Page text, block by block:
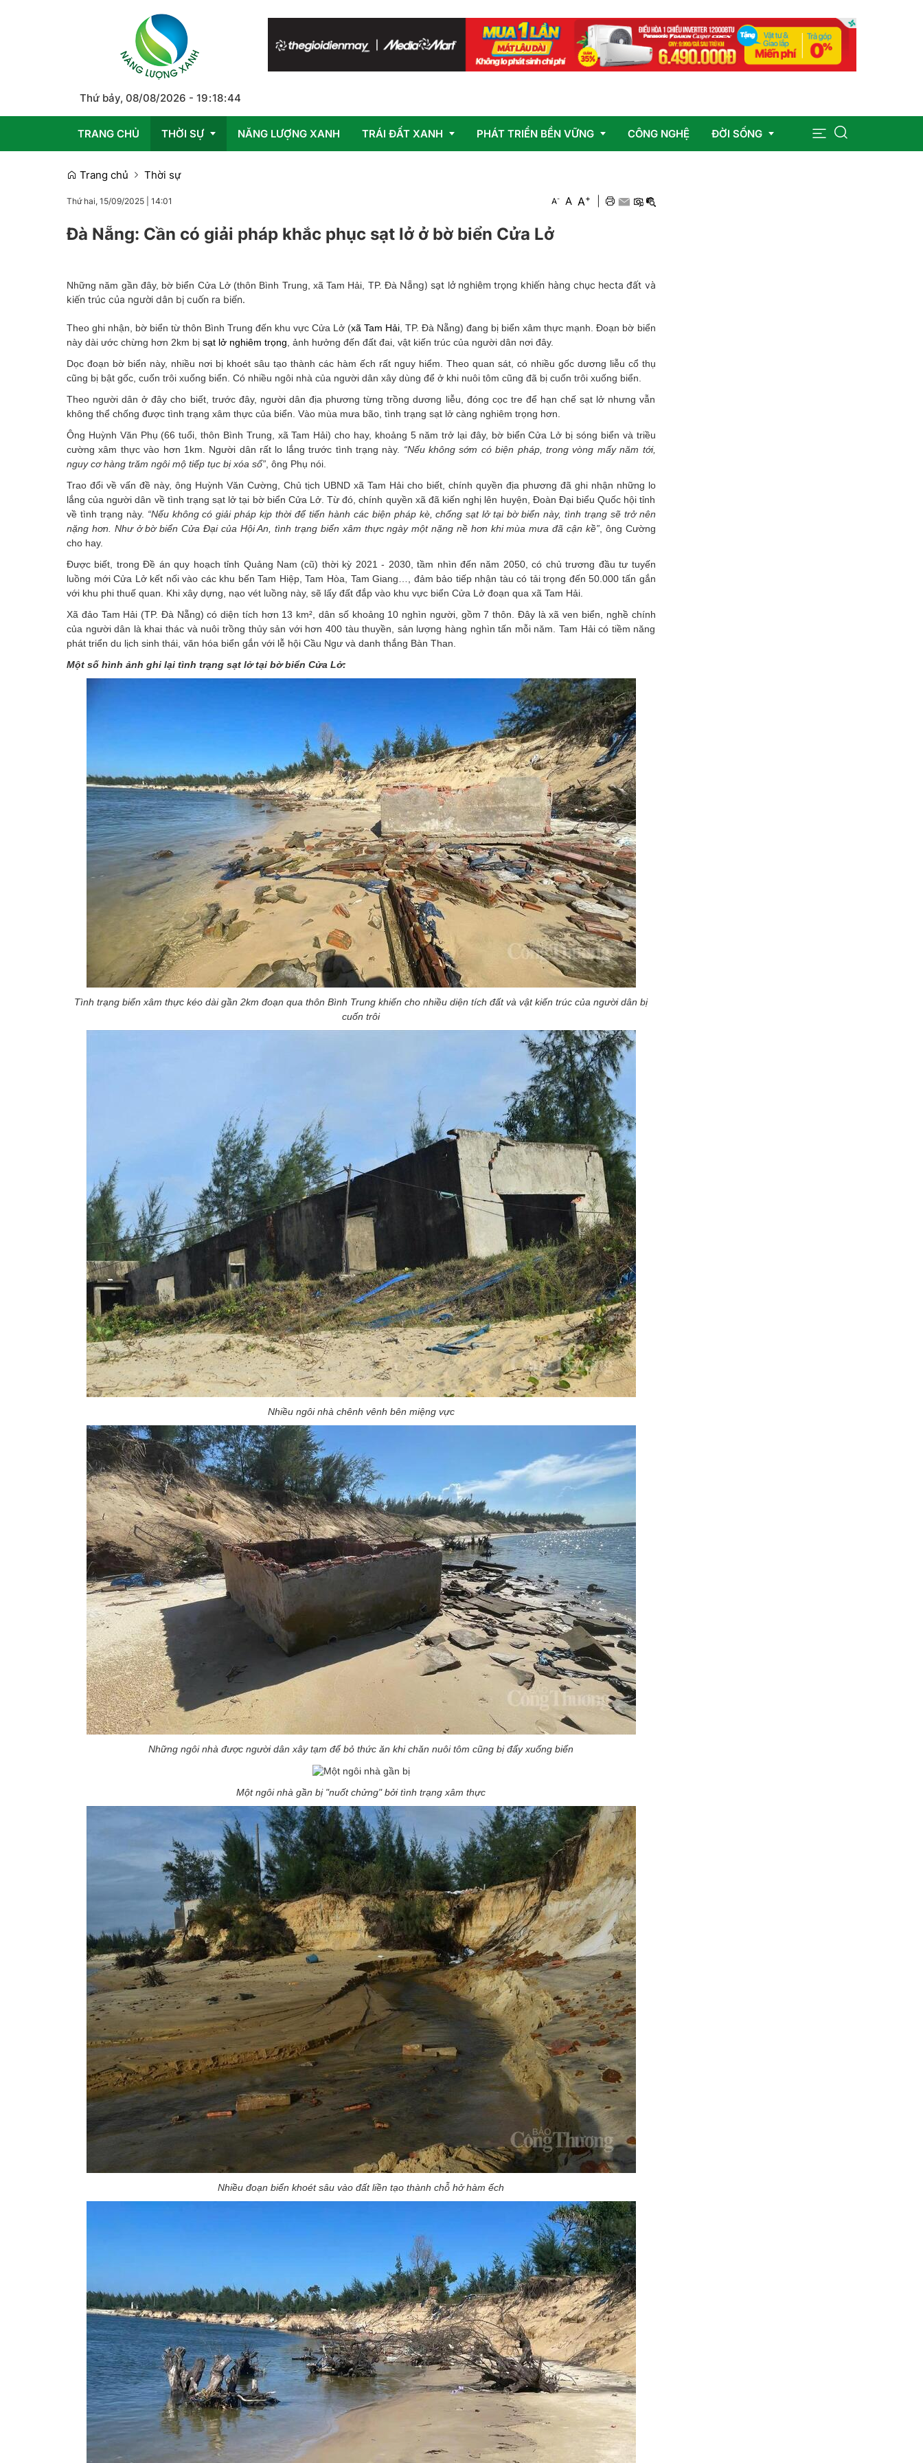
Thứ bảy, 08/08/2026 -19:18:45
TRANG CHỦ THỜI SỰ
Trong nước
Quốc tế
NĂNG LƯỢNG XANH TRÁI ĐẤT XANH
Giải pháp
PHÁT TRIỂN BỀN VỮNG CÔNG NGHỆ ĐỜI SỐNG
Trang chủ Thời sự
Thứ hai, 15/09/2025 14:01 A- A A+
Đà Nẵng: Cần có giải pháp khắc phục sạt lở ở bờ biển Cửa Lở
Những năm gần đây, bờ biển Cửa Lở (thôn Bình Trung, xã Tam Hải, TP. Đà Nẵng) sạt lở nghiêm trọng khiến hàng chục hecta đất và
kiến trúc của người dân bị cuốn ra biển.
Theo ghi nhận, bờ biển từ thôn Bình Trung đến khu vực Cửa Lở (xã Tam Hải , TP. Đà Nẵng) đang bị biển xâm thực mạnh. Đoạn bờ biển
này dài ước chừng hơn 2km bị sạt lở nghiêm trọng , ảnh hưởng đến đất đai, vật kiến trúc của người dân nơi đây.
Dọc đoạn bờ biển này, nhiều nơi bị khoét sâu tạo thành các hàm ếch rất nguy hiểm. Theo quan sát, có nhiều gốc dương liễu cổ thụ
cũng bị bật gốc, cuốn trôi xuống biển. Có nhiều ngôi nhà của người dân xây dùng để ở khi nuôi tôm cũng đã bị cuốn trôi xuống biển.
Theo người dân ở đây cho biết, trước đây, người dân địa phương từng trồng dương liễu, đóng cọc tre để hạn chế sạt lở nhưng vẫn
không thể chống được tình trạng xâm thực của biển. Vào mùa mưa bão, tình trạng sạt lở càng nghiêm trọng hơn.
Ông Huỳnh Văn Phụ (66 tuổi, thôn Bình Trung, xã Tam Hải) cho hay, khoảng 5 năm trở lại đây, bờ biển Cửa Lở bị sóng biển và triều
cường xâm thực vào hơn 1km. Người dân rất lo lắng trước tình trạng này. “Nếu không sớm có biện pháp, trong vòng mấy năm tới,
nguy cơ hàng trăm ngôi mộ tiếp tục bị xóa sổ” , ông Phụ nói.
Trao đổi về vấn đề này, ông Huỳnh Văn Cường, Chủ tịch UBND xã Tam Hải cho biết, chính quyền địa phương đã ghi nhận những lo
lắng của người dân về tình trạng sạt lở tại bờ biển Cửa Lở. Từ đó, chính quyền xã đã kiến nghị lên huyện, Đoàn Đại biểu Quốc hội tỉnh
về tình trạng này. “Nếu không có giải pháp kịp thời để tiến hành các biện pháp kè, chống sạt lở tại bờ biển này, tình trạng sẽ trở nên
nặng hơn. Như ở bờ biển Cửa Đại của Hội An, tình trạng biển xâm thực ngày một nặng nề hơn khi mùa mưa đã cận kề”, ông Cường
cho hay.
Được biết, trong Đề án quy hoạch tỉnh Quảng Nam (cũ) thời kỳ 2021 - 2030, tầm nhìn đến năm 2050, có chủ trương đầu tư tuyến
luồng mới Cửa Lở kết nối vào các khu bến Tam Hiệp, Tam Hòa, Tam Giang…, đảm bảo tiếp nhận tàu có tải trọng đến 50.000 tấn gắn
với khu phi thuế quan. Khi xây dựng, nạo vét luồng này, sẽ lấy đất đắp vào khu vực biển Cửa Lở đoạn qua xã Tam Hải.
Xã đảo Tam Hải (TP. Đà Nẵng) có diện tích hơn 13 km², dân số khoảng 10 nghìn người, gồm 7 thôn. Đây là xã ven biển, nghề chính
của người dân là khai thác và nuôi trồng thủy sản với hơn 400 tàu thuyền, sản lượng hàng nghìn tấn mỗi năm. Tam Hải có tiềm năng
phát triển du lịch sinh thái, văn hóa biển gắn với lễ hội Cầu Ngư và danh thắng Bàn Than.
Một số hình ảnh ghi lại tình trạng sạt lở tại bờ biển Cửa Lở:
Tình trạng biển xâm thực kéo dài gần 2km đoạn qua thôn Bình Trung khiến cho nhiều diện tích đất và vật kiến trúc của người dân bị
cuốn trôi
Nhiều ngôi nhà chênh vênh bên miệng vực
Những ngôi nhà được người dân xây tạm để bỏ thức ăn khi chăn nuôi tôm cũng bị đẩy xuống biển
Một ngôi nhà gần bị "nuốt chửng" bởi tình trạng xâm thực
Nhiều đoạn biển khoét sâu vào đất liền tạo thành chỗ hở hàm ếch